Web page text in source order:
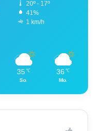
20º - 17º
41%
1 km/h
35 ℃
So.
36 ℃
Mo.